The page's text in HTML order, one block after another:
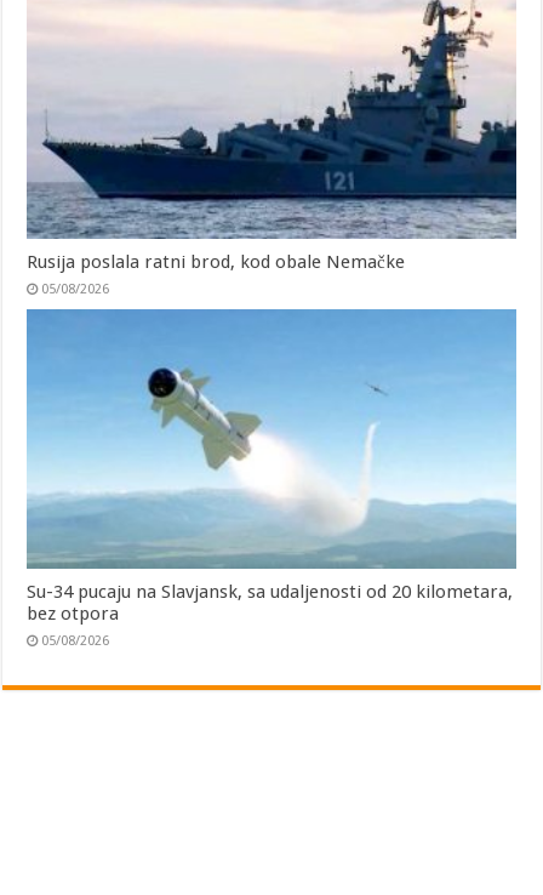
Rusija poslala ratni brod, kod obale Nemačke
05/08/2026
Su-34 pucaju na Slavjansk, sa udaljenosti od 20 kilometara,
bez otpora
05/08/2026